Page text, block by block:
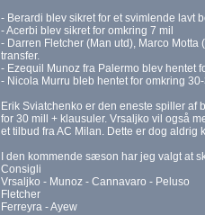
- Berardi blev sikret for et svimlende lavt
- Acerbi blev sikret for omkring 7 mil
- Darren Fletcher (Man utd), Marco
transfer.
- Ezequil Munoz fra Palermo blev hentet
- Nicola Murru bleb hentet for omkring
Erik Sviatchenko er den eneste spiller af
for 30 mill + klausuler. Vrsaljko vil også
et tilbud fra AC Milan. Dette er dog aldrig
I den kommende sæson har jeg valgt at
Consigli
Vrsaljko - Munoz - Cannavaro - Peluso
Fletcher
Ferreyra - Ayew